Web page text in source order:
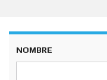
NOMBRE